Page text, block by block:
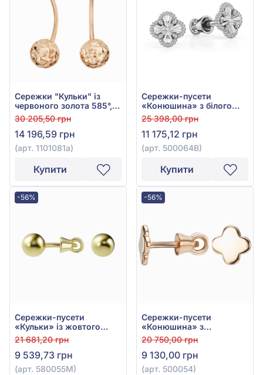
Сережки "Кульки" із
червоного золота 585°,
без вставки, арт. 1101081а
30 205,50 грн
14 196,59 грн
(арт. 1101081а)
Купити
Сережки-пусети
«Конюшина» з білого
золота 585°, арт.
500064В
25 398,00 грн
11 175,12 грн
(арт. 500064В)
Купити
-56%
Сережки-пусети
«Кульки» із жовтого
золота 585°, арт.
580055М
21 681,20 грн
9 539,73 грн
(арт. 580055М)
-56%
Сережки-пусети
«Конюшина» з
червоного золота 585°,
арт. 500054
20 750,00 грн
9 130,00 грн
(арт. 500054)